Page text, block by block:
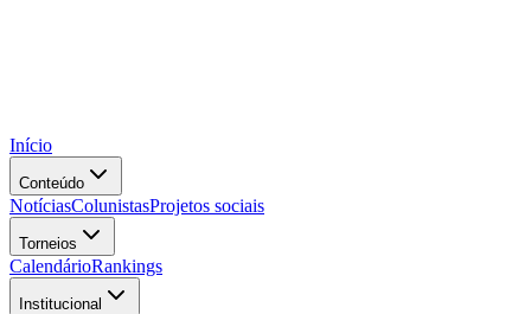
Início
Conteúdo
NotíciasColunistasProjetos sociais
Torneios
CalendárioRankings
Institucional